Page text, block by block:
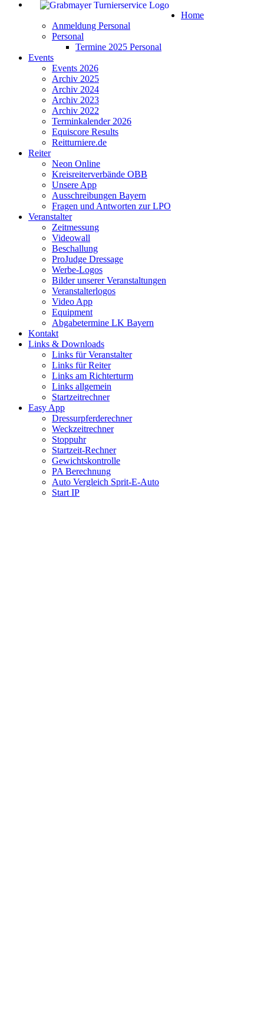
Home
Anmeldung Personal
Personal
Termine 2025 Personal
Events
Events 2026
Archiv 2025
Archiv 2024
Archiv 2023
Archiv 2022
Terminkalender 2026
Equiscore Results
Reitturniere.de
Reiter
Neon Online
Kreisreiterverbände OBB
Unsere App
Ausschreibungen Bayern
Fragen und Antworten zur LPO
Veranstalter
Zeitmessung
Videowall
Beschallung
ProJudge Dressage
Werbe-Logos
Bilder unserer Veranstaltungen
Veranstalterlogos
Video App
Equipment
Abgabetermine LK Bayern
Kontakt
Links & Downloads
Links für Veranstalter
Links für Reiter
Links am Richterturm
Links allgemein
Startzeitrechner
Easy App
Dressurpferderechner
Weckzeitrechner
Stoppuhr
Startzeit-Rechner
Gewichtskontrolle
PA Berechnung
Auto Vergleich Sprit-E-Auto
Start IP